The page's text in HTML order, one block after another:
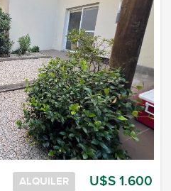
U$S 1.600
ALQUILER